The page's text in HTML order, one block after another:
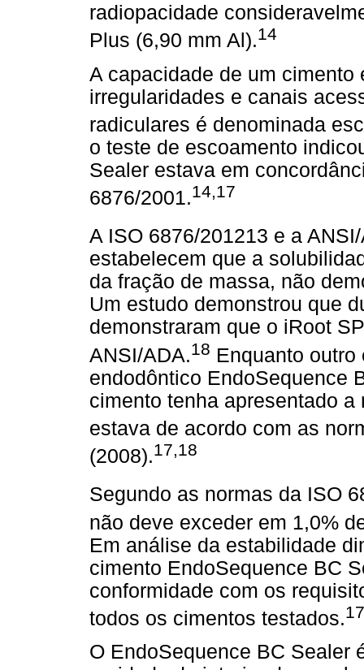
radiopacidade
Plus (6,90 mm Al).14
A capacidade de um cimento
irregularidades e canais
radiculares é denominada
o teste de escoamento
Sealer estava em
6876/2001.14,17
A ISO 6876/201213 e a
estabelecem que a
da fração de massa, não
Um estudo demonstrou que
demonstraram que o iRoot
ANSI/ADA.18 Enquanto
endodôntico EndoSequence
cimento tenha apresentado
estava de acordo com as
(2008).17,18
Segundo as normas da ISO
não deve exceder em 1,0%
Em análise da estabilidade
cimento EndoSequence BC
conformidade com os
todos os cimentos testados.17
O EndoSequence BC Sealer